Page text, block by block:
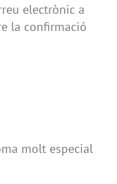
electrònic a
la confirmació
molt especial